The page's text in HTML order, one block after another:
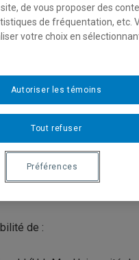
être, faire et
: bâtir
au sein du
de 8h30 à 17h
Édifice Decelles, 5 255,
de :
de vous proposer des
de fréquentation, etc.
votre choix en
Tout refuser
Autoriser les témoins
Préférences